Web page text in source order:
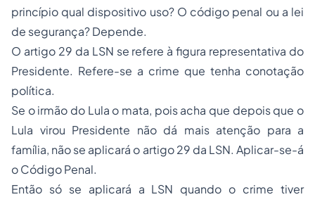
princípio qual dispositivo uso? O código penal ou a lei
de segurança? Depende.
O artigo 29 da LSN se refere à figura representativa do
Presidente. Refere-se a crime que tenha conotação
política.
Se o irmão do Lula o mata, pois acha que depois que o
Lula virou Presidente não dá mais atenção para a
família, não se aplicará o artigo 29 da LSN. Aplicar-se-á
o Código Penal.
Então só se aplicará a LSN quando o crime tiver